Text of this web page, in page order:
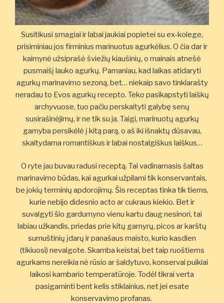
Susitikusi smagiai ir labai jaukiai popietei su ex-kolege,
prisiminiau jos firminius marinuotus agurkėlius. O čia dar ir
kaimynė užsiprašė šviežių kiaušinių, o mainais atnešė
pusmaišį lauko agurkų. Pamaniau, kad laikas atidaryti
agurkų marinavimo sezoną, bet… niekaip savo tinklarašty
neradau to Evos agurkų recepto. Teko pasikapstyti laiškų
archyvuose, tuo pačiu perskaityti galybę senų
susirašinėjimų, ir ne tik su ja. Taigi, marinuotų agurkų
gamyba persikėlė į kitą parą, o aš iki išnaktų dūsavau,
skaitydama romantiškus ir labai nostalgiškus laiškus…
O ryte jau buvau radusi receptą. Tai vadinamasis šaltas
marinavimo būdas, kai agurkai užpilami tik konservantais,
be jokių terminių apdorojimų. Šis receptas tinka tik tiems,
kurie nebijo didesnio acto ar cukraus kiekio. Bet ir
suvalgyti šio gardumyno vienu kartu daug nesinori, tai
labiau užkandis, priedas prie kitų garnyrų, picos ar karštų
sumuštinių įdarų ir panašaus maisto, kurio kasdien
(tikiuosi) nevalgote. Skamba keistai, bet taip ruoštiems
agurkams nereikia nė rūsio ar šaldytuvo, konservai puikiai
laikosi kambario temperatūroje. Todėl tikrai verta
pasigaminti bent kelis stiklainius, net jei esate
konservavimo profanas.